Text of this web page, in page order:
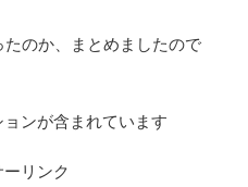
のか、まとめましたので
ンが含まれています
ーリンク